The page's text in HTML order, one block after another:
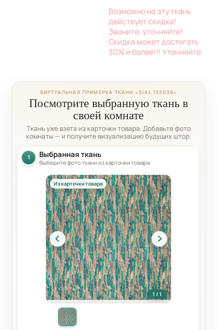
Возможно на эту ткань
действует скидка!
Звоните, уточняйте!
Скидка может достигать
30% и более!!! Уточняйте.
ВИРТУАЛЬНАЯ ПРИМЕРКА ТКАНИ «SIAL 133038»
Посмотрите выбранную ткань в
своей комнате
Ткань уже взята из карточки товара. Добавьте фото
комнаты — и получите визуализацию будущих штор.
1 Выбранная ткань
Выберите фото ткани из карточки товара
Из карточки товара
1 / 1